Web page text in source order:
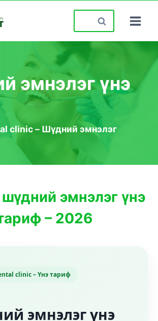
Search
for:
эмнэлэг үнэ
clinic – Шүдний эмнэлэг
эмнэлэг үнэ
– 2026
clinic – Үнэ тариф
эмнэлэг үнэ